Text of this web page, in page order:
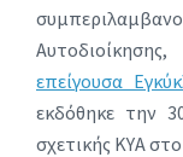
επείγουσα
εκδόθηκε την
σχετικής ΚΥΑ